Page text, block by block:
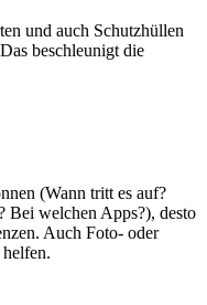
und auch Schutzhüllen
beschleunigt die
(Wann tritt es auf?
Bei welchen Apps?), desto
Auch Foto- oder